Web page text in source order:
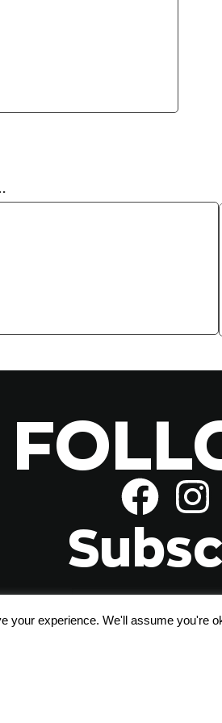
your experience. We'll assume you're